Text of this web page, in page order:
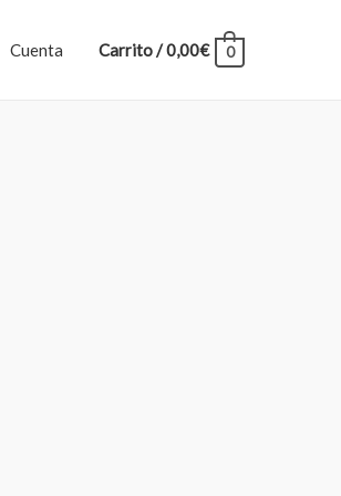
Cuenta Carrito/0,00€ 0